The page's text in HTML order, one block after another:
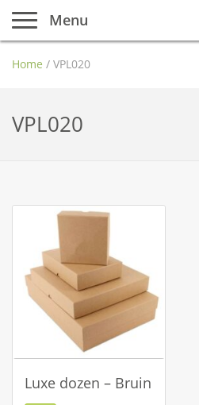
Menu
Home / VPL020
VPL020
Luxe dozen – Bruin